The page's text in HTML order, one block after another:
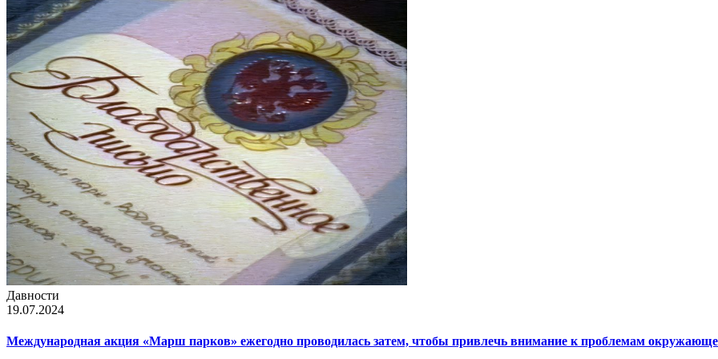
Давности
19.07.2024
Международная акция «Марш парков» ежегодно проводилась затем, чтобы привлечь внимание к проблемам